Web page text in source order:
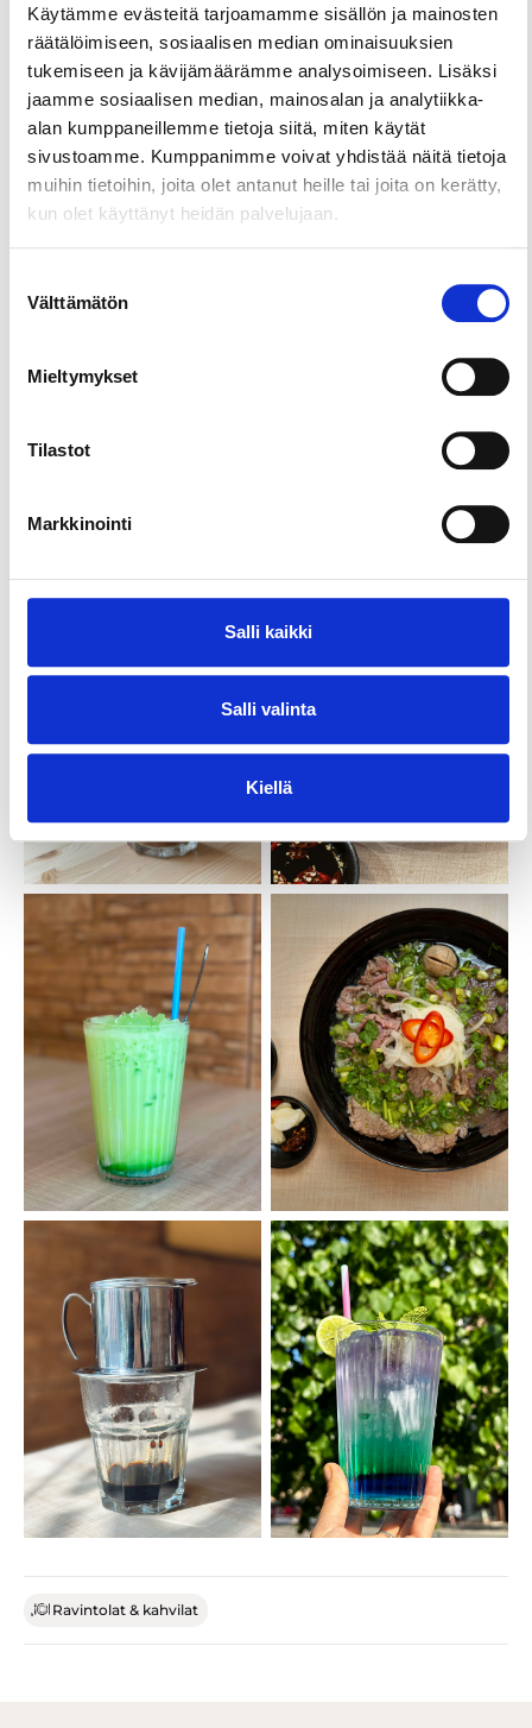
Käytämme evästeitä tarjoamamme sisällön ja mainosten
räätälöimiseen, sosiaalisen median ominaisuuksien
tukemiseen ja kävijämäärämme analysoimiseen. Lisäksi
jaamme sosiaalisen median, mainosalan ja analytiikka-
alan kumppaneillemme tietoja siitä, miten käytät
sivustoamme. Kumppanimme voivat yhdistää näitä tietoja
muihin tietoihin, joita olet antanut heille tai joita on kerätty,
kun olet käyttänyt heidän palvelujaan.
valinta
Välttämätön
Mieltymykset
Tilastot
Markkinointi
Salli kaikki
Salli valinta
Kiellä
Ravintolat & kahvilat